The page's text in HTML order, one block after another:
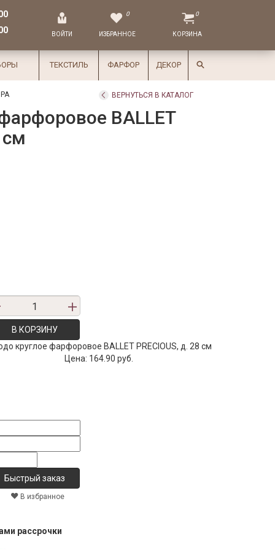
ВОЙТИ
0
ИЗБРАННОЕ
0
КОРЗИНА
ТЕКСТИЛЬ ФАРФОР ДЕКОР
ВЕРНУТЬСЯ В КАТАЛОГ
BALLET
см
В КОРЗИНУ
круглое фарфоровое BALLET PRECIOUS, д. 28 см
Цена: 164.90 руб.
В избранное
рассрочки